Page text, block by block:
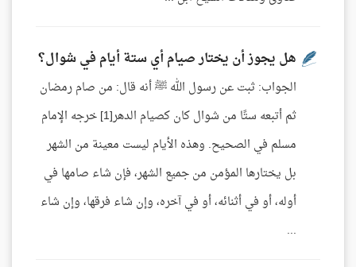
هل يجوز أن يختار صيام أي ستة أيام في شوال؟
الجواب: ثبت عن رسول الله ﷺ أنه قال: من صام رمضان
ثم أتبعه ستًا من شوال كان كصيام الدهر[1] خرجه الإمام
مسلم في الصحيح. وهذه الأيام ليست معينة من الشهر
بل يختارها المؤمن من جميع الشهر، فإن شاء صامها في
أوله، أو في أثنائه، أو في آخره، وإن شاء فرقها، وإن شاء
...